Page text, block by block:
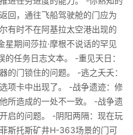
回，通往飞船驾驶舱的门应为
有时不在阿基拉太空港出现的
期间莎拉·摩根不说话的罕见
任务日志文本。 -重见天日：
的门锁住的问题。 -逃之夭夭：
项卡中出现了。 -战争遗迹：修
所造成的一处不一致。 -战争遗
启的问题。 -阴阳两隔：现在玩
斯托斯矿井H-363场景的门可